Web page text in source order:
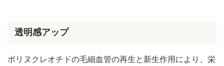
透明感アップ
ポリヌクレオチドの毛細血管の再生と新生作用により、栄